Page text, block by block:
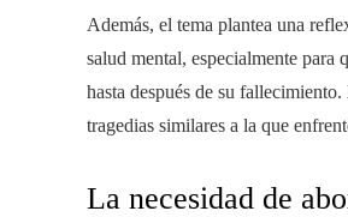
Además, el tema plantea una
salud mental, especialmente para
hasta después de su
tragedias similares a la que
La necesidad de